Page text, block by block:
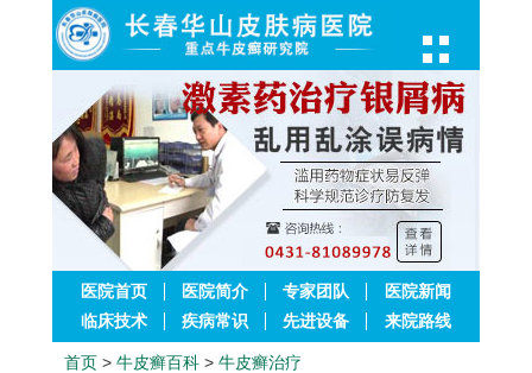
医院首页 医院简介 专家团队
医院新闻
临床技术
疾病常识 先进设备 来院路线
首页 > 牛皮癣百科 > 牛皮癣治疗